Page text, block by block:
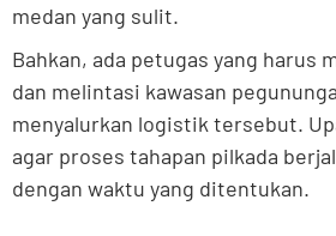
medan yang sulit.
Bahkan, ada petugas yang harus
dan melintasi kawasan
menyalurkan logistik tersebut.
agar proses tahapan pilkada
dengan waktu yang ditentukan.